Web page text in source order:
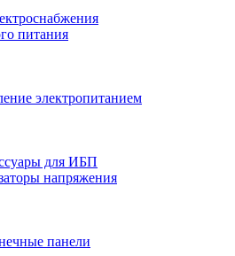
питания
электропитанием
для ИБП
напряжения
панели